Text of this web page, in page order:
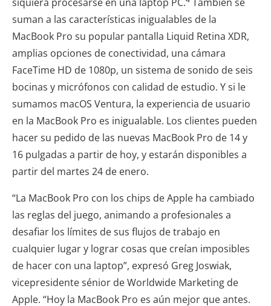
siquiera procesarse en una laptop PC. También se
suman a las características inigualables de la
MacBook Pro su popular pantalla Liquid Retina XDR,
amplias opciones de conectividad, una cámara
FaceTime HD de 1080p, un sistema de sonido de seis
bocinas y micrófonos con calidad de estudio. Y si le
sumamos macOS Ventura, la experiencia de usuario
en la MacBook Pro es inigualable. Los clientes pueden
hacer su pedido de las nuevas MacBook Pro de 14 y
16 pulgadas a partir de hoy, y estarán disponibles a
partir del martes 24 de enero.
“La MacBook Pro con los chips de Apple ha cambiado
las reglas del juego, animando a profesionales a
desafiar los límites de sus flujos de trabajo en
cualquier lugar y lograr cosas que creían imposibles
de hacer con una laptop”, expresó Greg Joswiak,
vicepresidente sénior de Worldwide Marketing de
Apple. “Hoy la MacBook Pro es aún mejor que antes.